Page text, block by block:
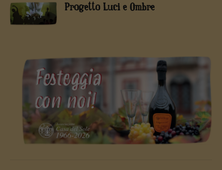
Progetto Luci e Ombre